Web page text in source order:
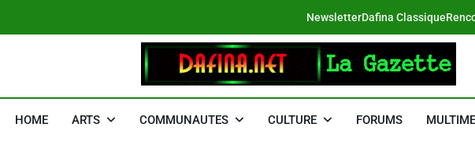
NewsletterDafina Classique
DAFINA
HOME ARTS COMMUNAUTES CULTURE FORUMS